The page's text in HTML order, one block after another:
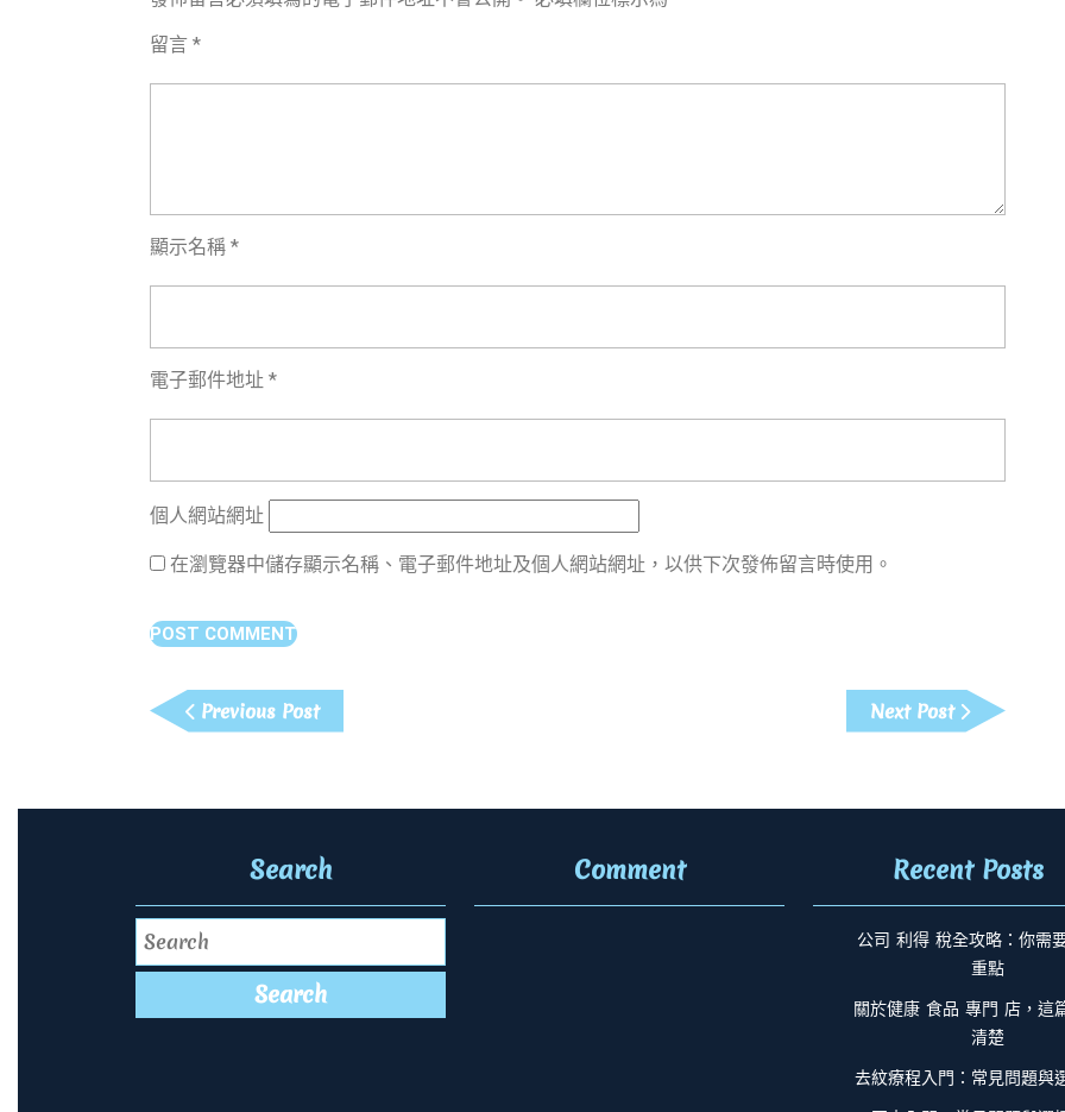
留言 *
顯示名稱 *
電子郵件地址 *
個人網站網址
在瀏覽器中儲存顯示名稱、電子郵件地址及個人網站網址，以供下次發佈留言時使用。
文
章
覽
Previous PostPrevious
Post
Next Post Next
Post
Search
Search
Comment Recent Posts
公司 利得 稅全攻略：你需
重點
關於健康 食品 專門 店，這
清楚
去紋療程入門：常見問題與